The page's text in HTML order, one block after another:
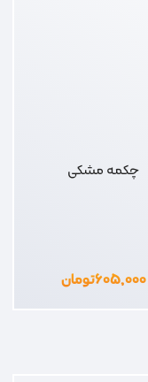
چکمه مشکی
۶۰۵,۰۰۰تومان